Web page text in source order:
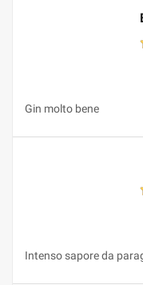
Gin molto bene
Intenso sapore da